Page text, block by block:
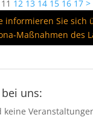
11 12 13 14 15 16 17 >
informieren Sie sich
Maßnahmen des
uns:
keine